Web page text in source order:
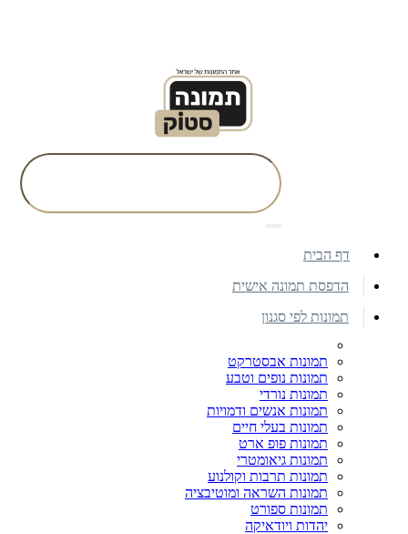
דף הבית
הדפסת תמונה אישית
תמונות לפי סגנון
תמונות אבסטרקט
תמונות נופים וטבע
תמונות נורדי
תמונות אנשים ודמויות
תמונות בעלי חיים
תמונות פופ ארט
תמונות גיאומטרי
תמונות תרבות וקולנוע
תמונות השראה ומוטיבציה
תמונות ספורט
יהדות ויודאיקה